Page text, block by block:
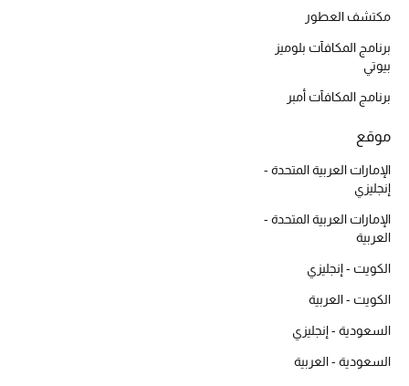
مكتشف العطور
برنامج المكافآت بلوميز
بيوتي
برنامج المكافآت أمبر
موقع
الإمارات العربية المتحدة -
إنجليزي
الإمارات العربية المتحدة -
العربية
الكويت - إنجليزي
الكويت - العربية
السعودية - إنجليزي
السعودية - العربية